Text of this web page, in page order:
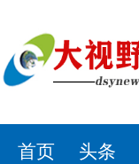
首页 头条